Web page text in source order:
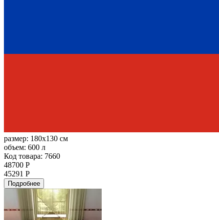
размер: 180x130 см
объем: 600 л
Код товара: 7660
48700 Р
45291 Р
Подробнее